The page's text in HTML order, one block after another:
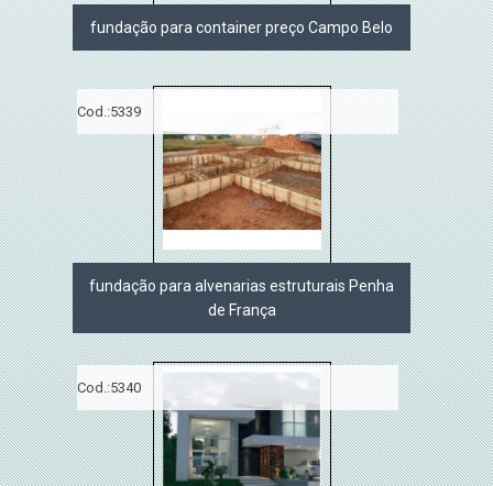
fundação para container preço Campo Belo
Cod.:5339
fundação para alvenarias estruturais Penha
de França
Cod.:5340